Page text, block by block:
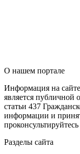
О нашем портале
Информация на
является публичной
статьи 437
информации и
Разделы сайта